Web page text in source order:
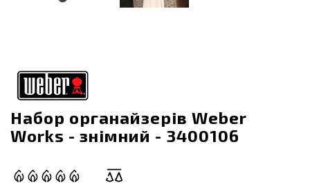
Набор органайзерів Weber
Works - знімний - 3400106